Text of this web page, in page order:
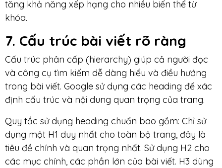
tăng khả năng xếp hạng cho nhiều biến thể từ
khóa.
7. Cấu trúc bài viết rõ ràng
Cấu trúc phân cấp (hierarchy) giúp cả người đọc
và công cụ tìm kiếm dễ dàng hiểu và điều hướng
trong bài viết. Google sử dụng các heading để xác
định cấu trúc và nội dung quan trọng của trang.
Quy tắc sử dụng heading chuẩn bao gồm: Chỉ sử
dụng một H1 duy nhất cho toàn bộ trang, đây là
tiêu đề chính và quan trọng nhất. Sử dụng H2 cho
các mục chính, các phần lớn của bài viết. H3 dùng